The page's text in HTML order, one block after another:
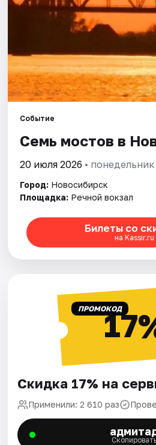
Событие
Семь мостов в
20 июля 2026 • понедельник
Город: Новосибирск
Площадка: Речной вокзал
Билеты со
на Kassir.ru
ПРОМОКОД
Скидка 17% на
Применили: 2 610 раз